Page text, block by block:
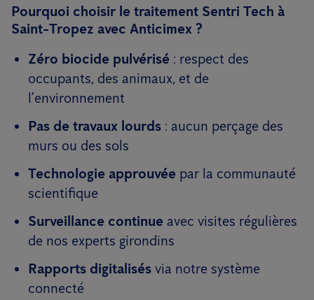
Pourquoi choisir le traitement Sentri Tech à
Saint-Tropez avec Anticimex ?
Zéro biocide pulvérisé : respect des
occupants, des animaux, et de
l’environnement
Pas de travaux lourds : aucun perçage des
murs ou des sols
Technologie approuvée par la communauté
scientifique
Surveillance continue avec visites régulières
de nos experts girondins
Rapports digitalisés via notre système
connecté